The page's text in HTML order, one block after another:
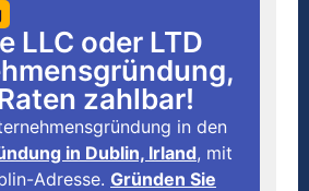
LLC oder LTD
zahlbar!
in den
in Dublin, Irland, mit
Adresse. Gründen Sie